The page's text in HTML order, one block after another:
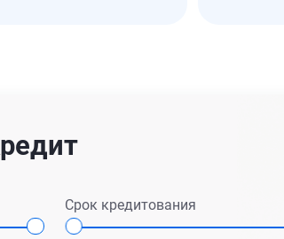
Срок кредитования